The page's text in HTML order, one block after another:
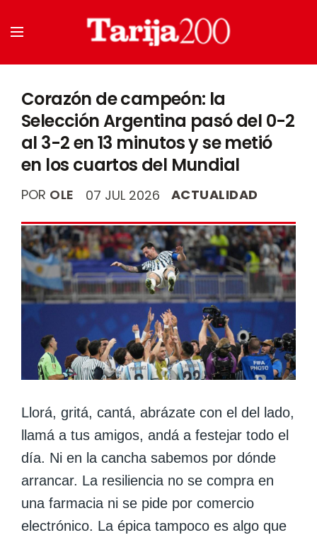
Corazón de campeón: la
Selección Argentina pasó del 0-2
al 3-2 en 13 minutos y se metió
en los cuartos del Mundial
POR OLE 07 JUL 2026 ACTUALIDAD
Llorá, gritá, cantá, abrázate con el del lado,
llamá a tus amigos, andá a festejar todo el
día. Ni en la cancha sabemos por dónde
arrancar. La resiliencia no se compra en
una farmacia ni se pide por comercio
electrónico. La épica tampoco es algo que